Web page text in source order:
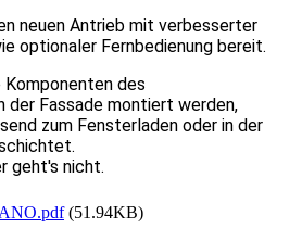
neuen Antrieb mit verbesserter
optionaler Fernbedienung bereit.
des
der Fassade montiert werden,
zum Fensterladen oder in der
geht's nicht.
(51.94KB)